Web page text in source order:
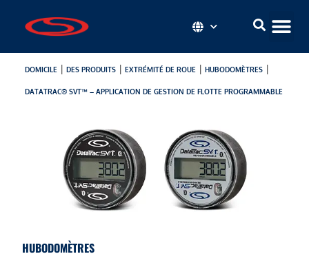
DOMICILE | DES PRODUITS| EXTRÉMITÉ DE ROUE | HUBODOMÈTRES|
DATATRAC® SVT™ – APPLICATION DE GESTION DE FLOTTE PROGRAMMABLE
HUBODOMÈTRES